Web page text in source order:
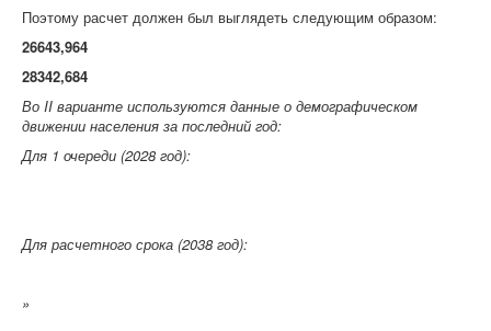
Поэтому расчет должен был выглядеть следующим образом:
26643,964
28342,684
Во II варианте используются данные о демографическом
движении населения за последний год:
Для 1 очереди (2028 год):
Для расчетного срока (2038 год):
»